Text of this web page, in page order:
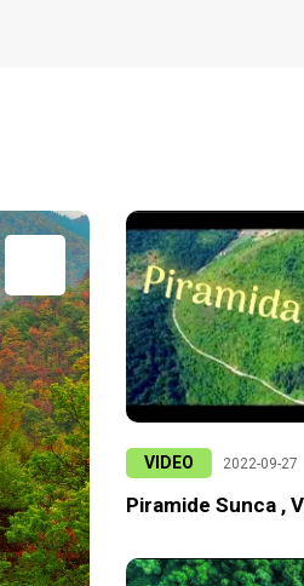
VIDEO 2022-09-27
Piramide Sunca ,